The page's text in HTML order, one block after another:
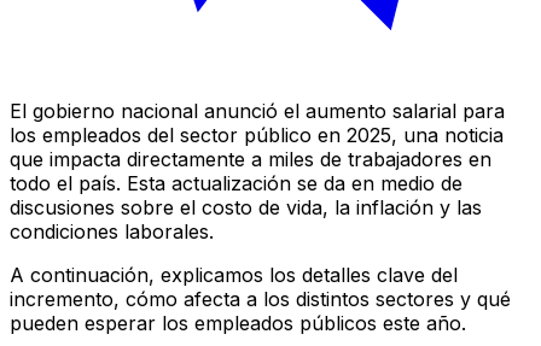
El gobierno nacional anunció el aumento salarial para
los empleados del sector público en 2025, una noticia
que impacta directamente a miles de trabajadores en
todo el país. Esta actualización se da en medio de
discusiones sobre el costo de vida, la inflación y las
condiciones laborales.
A continuación, explicamos los detalles clave del
incremento, cómo afecta a los distintos sectores y qué
pueden esperar los empleados públicos este año.